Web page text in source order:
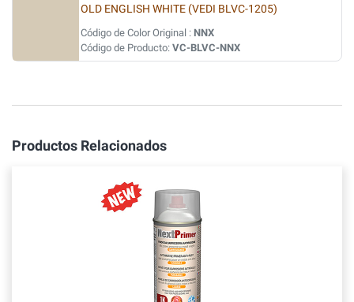
OLD ENGLISH WHITE (VEDI BLVC-1205)
Código de Color Original : NNX
Código de Producto: VC-BLVC-NNX
Productos Relacionados